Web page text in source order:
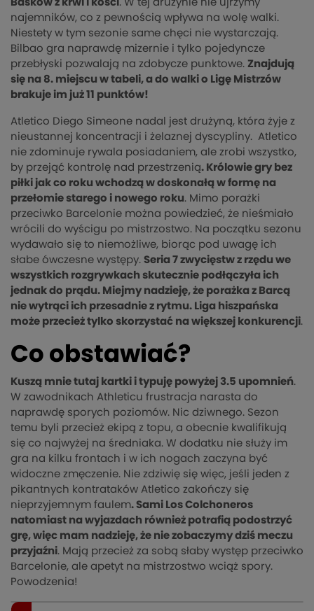
Basków z krwi i kości . W tej drużynie nie ujrzymy
najemników, co z pewnością wpływa na wolę walki.
Niestety w tym sezonie same chęci nie wystarczają.
Bilbao gra naprawdę mizernie i tylko pojedyncze
przebłyski pozwalają na zdobycze punktowe. Znajdują
się na 8. miejscu w tabeli, a do walki o Ligę Mistrzów
brakuje im już 11 punktów!
Atletico Diego Simeone nadal jest drużyną, która żyje z
nieustannej koncentracji i żelaznej dyscypliny. Atletico
nie zdominuje rywala posiadaniem, ale zrobi wszystko,
by przejąć kontrolę nad przestrzenią. Królowie gry bez
piłki jak co roku wchodzą w doskonałą w formę na
przełomie starego i nowego roku. Mimo porażki
przeciwko Barcelonie można powiedzieć, że nieśmiało
wrócili do wyścigu po mistrzostwo. Na początku sezonu
wydawało się to niemożliwe, biorąc pod uwagę ich
słabe ówczesne występy. Seria 7 zwycięstw z rzędu we
wszystkich rozgrywkach skutecznie podłączyła ich
jednak do prądu. Miejmy nadzieję, że porażka z Barcą
nie wytrąci ich przesadnie z rytmu. Liga hiszpańska
może przecież tylko skorzystać na większej konkurencji.
Co obstawiać?
Kuszą mnie tutaj kartki i typuję powyżej 3.5 upomnień.
W zawodnikach Athleticu frustracja narasta do
naprawdę sporych poziomów. Nic dziwnego. Sezon
temu byli przecież ekipą z topu, a obecnie kwalifikują
się co najwyżej na średniaka. W dodatku nie służy im
gra na kilku frontach i w ich nogach zaczyna być
widoczne zmęczenie. Nie zdziwię się więc, jeśli jeden z
pikantnych kontrataków Atletico zakończy się
nieprzyjemnym faulem. Sami Los Colchoneros
natomiast na wyjazdach również potrafią podostrzyć
grę, więc mam nadzieję, że nie zobaczymy dziś meczu
przyjaźni. Mają przecież za sobą słaby występ przeciwko
Barcelonie, ale apetyt na mistrzostwo wciąż spory.
Powodzenia!